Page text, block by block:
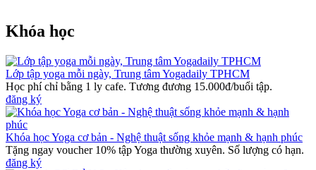
Khóa học
Lớp tập yoga mỗi ngày, Trung tâm Yogadaily TPHCM
Học phí chỉ bằng 1 ly cafe. Tương đương 15.000đ/buổi tập.
đăng ký
Khóa học Yoga cơ bản - Nghệ thuật sống khỏe mạnh & hạnh phúc
Tặng ngay voucher 10% tập Yoga thường xuyên. Số lượng có hạn.
đăng ký